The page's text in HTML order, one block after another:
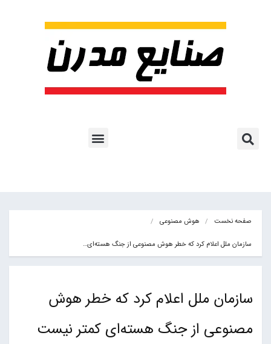
صفحه نخست هوش مصنوعی
سازمان ملل اعلام کرد که خطر هوش مصنوعی از جنگ هسته‌ای…
سازمان ملل اعلام کرد که خطر هوش
مصنوعی از جنگ هسته‌ای کمتر نیست